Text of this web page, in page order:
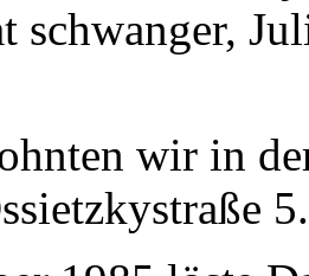
schwanger,
wir in
5.